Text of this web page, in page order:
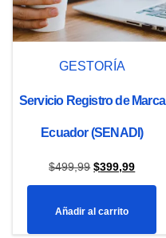
GESTORÍA
Servicio Registro de Marca
Ecuador (SENADI)
$499,99 El
original
$399,99El
precio
Añadir al carrito